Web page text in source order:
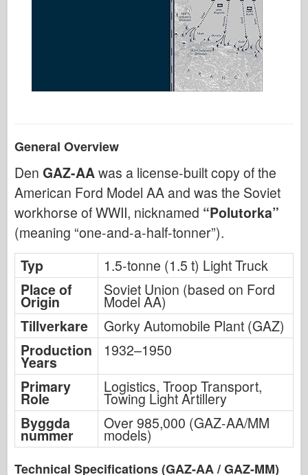
General Overview
Den GAZ-AAwas a license-built copy of the
American Ford Model AA and was the Soviet
workhorse of WWII, nicknamed “Polutorka”
(meaning “one-and-a-half-tonner”).
Typ
1.5-tonne (1.5 t) Light Truck
Place of
Origin
Soviet Union (based on Ford
Model AA)
Tillverkare
Gorky Automobile Plant (GAZ)
Production
Years
1932–1950
Primary
Role
Logistics, Troop Transport,
Towing Light Artillery
Byggda
nummer
Over 985,000 (GAZ-AA/MM
models)
Technical Specifications (GAZ-AA / GAZ-MM)